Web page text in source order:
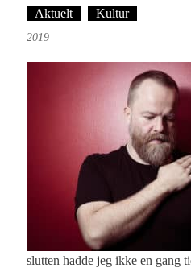
Aktuelt Kultur
2019
slutten hadde jeg ikke en gang